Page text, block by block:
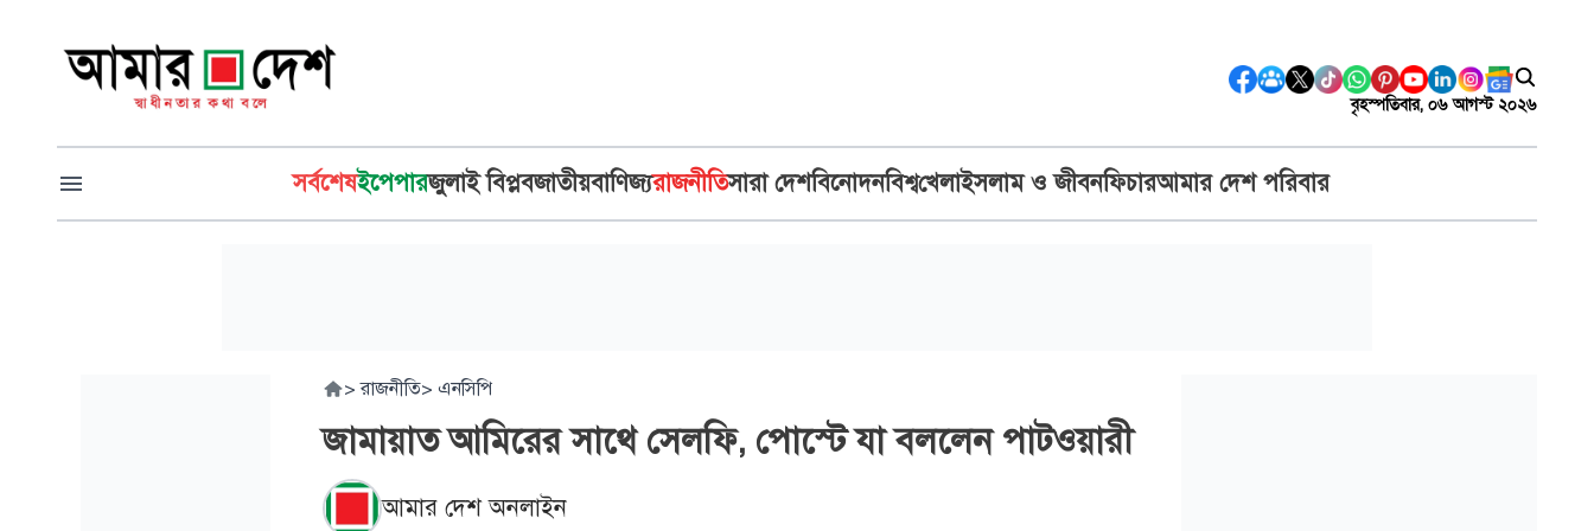
বৃহস্পতিবার, ০৬ আগস্ট ২০২৬
সর্বশেষইপেপারজুলাই বিপ্লবজাতীয়বাণিজ্যরাজনীতিসারা দেশবিনোদনবিশ্বখেলাইসলাম ও জীবনফিচারআমার দেশ পরিবার
> রাজনীতি> এনসিপি
জামায়াত আমিরের সাথে সেলফি, পোস্টে যা বললেন পাটওয়ারী
আমার দেশ অনলাইন